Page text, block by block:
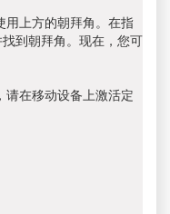
用上方的朝拜角。在指
到朝拜角。现在，您可
在移动设备上激活定